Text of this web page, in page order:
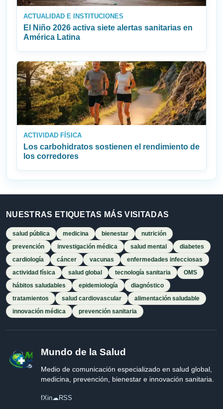
ACTUALIDAD E INSTITUCIONES
El Niño 2026 activa siete alertas sanitarias en
América Latina
ACTIVIDAD FÍSICA
Los carbohidratos sostienen el rendimiento de
los corredores
NUESTRAS ETIQUETAS MÁS VISITADAS
salud pública medicina bienestar
nutrición
prevención
investigación médica salud mental
diabetes
cardiología
cáncer vacunas
enfermedades infecciosas
actividad física
salud global tecnología sanitaria
OMS
hábitos saludables
epidemiología
diagnóstico
tratamientos
salud cardiovascular
alimentación saludable
innovación médica
prevención sanitaria
Mundo de la Salud
Medio de comunicación especializado en salud global,
medicina, prevención, bienestar e innovación sanitaria.
fXin☁RSS